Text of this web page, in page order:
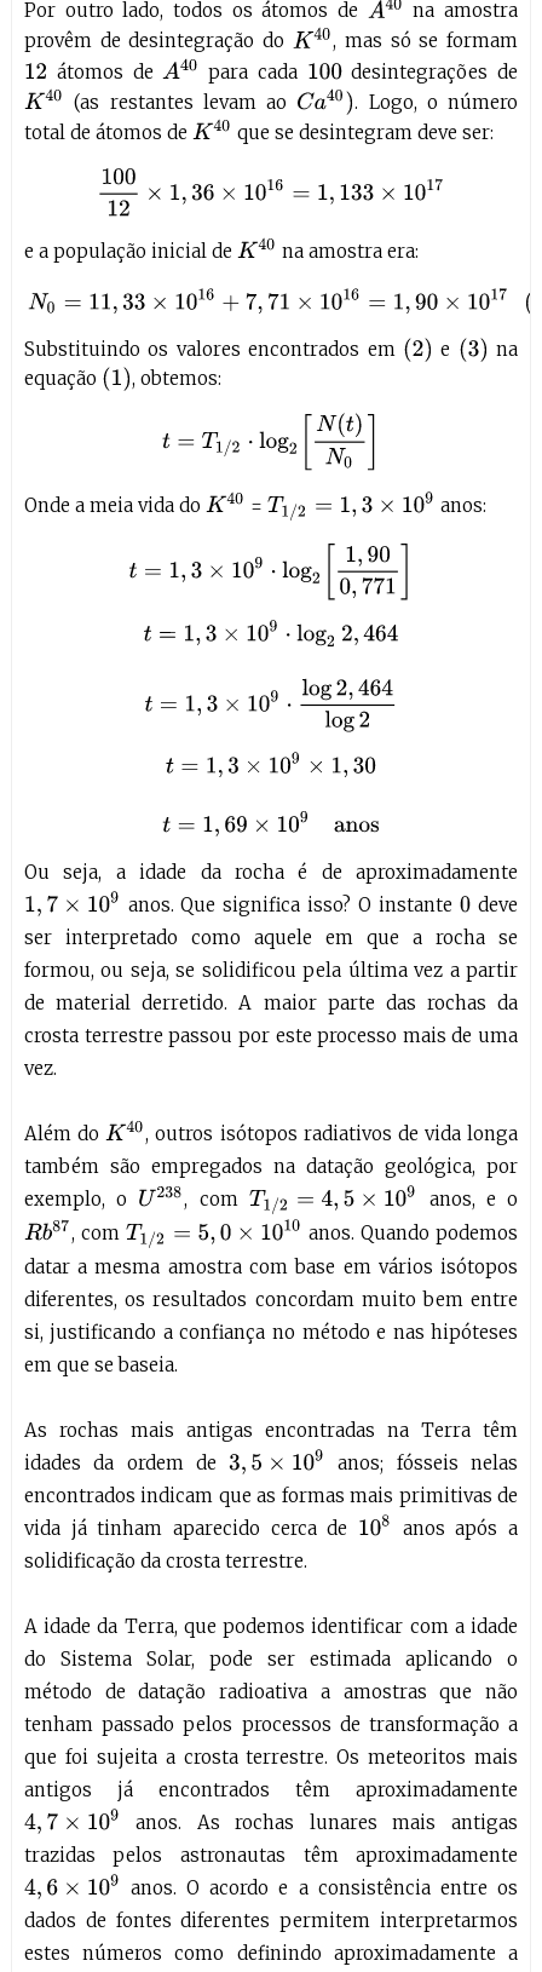
Por outro lado, todos os átomos de A40 na amostra
provêm de desintegração do K40 , mas só se formam
12 átomos de A40 para cada 100desintegrações de
K40 (as restantes levam ao Ca40) . Logo, o número
total de átomos de K40 que se desintegram deve ser:
1016
e a população inicial de K40 na amostra era:
(3) N0 = 11,33×1016+7 71×1016=1,90 ×1017
Substituindo os valores encontrados em (2) e (3)
na
equação (1) , obtemos:
N( )N0]
Onde a meia vida do K40 =T1 /2 =1, × 109 anos:
t= 9 log22 464
Ou seja, a idade da rocha é de aproximadamente
1 7 ×109 anos. Que significa isso? O instante 0 deve
ser interpretado como aquele em que a rocha se
formou, ou seja, se solidificou pela última vez a partir
de material derretido. A maior parte das rochas da
crosta terrestre passou por este processo mais de uma
vez.
Além doK40 , outros isótopos radiativos de vida longa
também são empregados na datação geológica, por
exemplo, o U238, com T1 /2 =4, 5× 10 9
anos, e o
Rb87, com T1 /2 =5, 0×10 10
anos. Quando podemos
datar a mesma amostra com base em vários isótopos
diferentes, os resultados concordam muito bem entre
si, justificando a confiança no método e nas hipóteses
em que se baseia.
As rochas mais antigas encontradas na Terra têm
idades da ordem de3,5× 109
anos; fósseis nelas
encontrados indicam que as formas mais primitivas de
vida já tinham aparecido cerca de 108
anos após a
solidificação da crosta terrestre.
A idade da Terra, que podemos identificar com a idade
do Sistema Solar, pode ser estimada aplicando o
método de datação radioativa a amostras que não
tenham passado pelos processos de transformação a
que foi sujeita a crosta terrestre. Os meteoritos mais
antigos já encontrados têm aproximadamente
4,7× 109
anos. As rochas lunares mais antigas
trazidas pelos astronautas têm aproximadamente
4,6× 10 9
anos. O acordo e a consistência entre os
dados de fontes diferentes permitem interpretarmos
estes números como definindo aproximadamente a